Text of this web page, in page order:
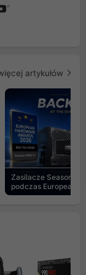
artykułów
Zasilacze Seasonic
podczas European